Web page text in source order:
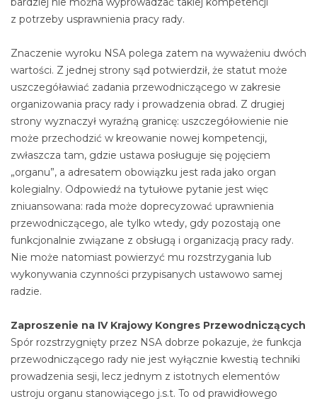
z potrzeby usprawnienia pracy rady.
Znaczenie wyroku NSA polega zatem na wyważeniu dwóch
wartości. Z jednej strony sąd potwierdził, że statut może
uszczegóławiać zadania przewodniczącego w zakresie
organizowania pracy rady i prowadzenia obrad. Z drugiej
strony wyznaczył wyraźną granicę: uszczegółowienie nie
może przechodzić w kreowanie nowej kompetencji,
zwłaszcza tam, gdzie ustawa posługuje się pojęciem
„organu”, a adresatem obowiązku jest rada jako organ
kolegialny. Odpowiedź na tytułowe pytanie jest więc
zniuansowana: rada może doprecyzować uprawnienia
przewodniczącego, ale tylko wtedy, gdy pozostają one
funkcjonalnie związane z obsługą i organizacją pracy rady.
Nie może natomiast powierzyć mu rozstrzygania lub
wykonywania czynności przypisanych ustawowo samej
radzie.
Zaproszenie na IV Krajowy Kongres Przewodniczących
Spór rozstrzygnięty przez NSA dobrze pokazuje, że funkcja
przewodniczącego rady nie jest wyłącznie kwestią techniki
prowadzenia sesji, lecz jednym z istotnych elementów
ustroju organu stanowiącego j.s.t. To od prawidłowego